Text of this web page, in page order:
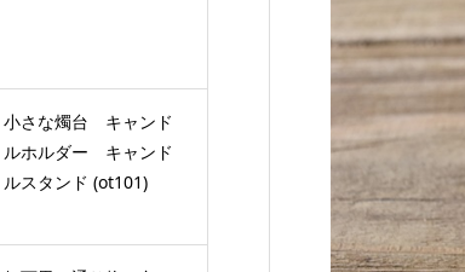
小さな燭台 キャンド
ルホルダー キャンド
ルスタンド (ot101)